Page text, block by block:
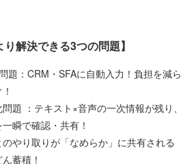
り解決できる3つの問題】
題：CRM・SFAに自動入力！負担を減ら
題 ：テキスト×音声の一次情報が残り、
瞬で確認・共有！
やり取りが「なめらか」に共有される
蓄積！